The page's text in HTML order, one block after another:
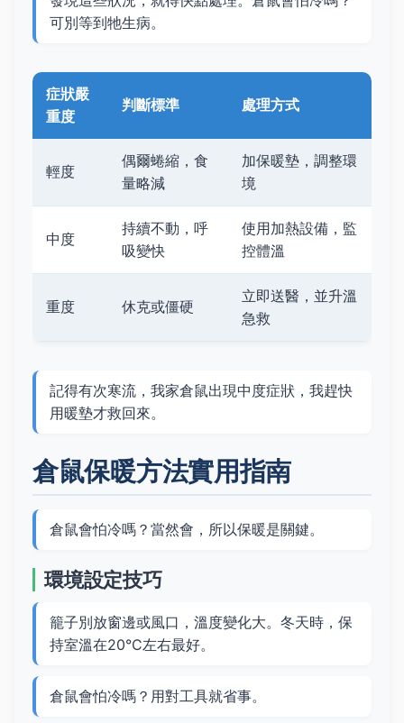
可別等到牠生病。
症狀嚴
重度
判斷標準 處理方式
輕度
偶爾蜷縮，食
量略減
加保暖墊，調整環
境
中度
持續不動，呼
吸變快
使用加熱設備，監
控體溫
重度 休克或僵硬
立即送醫，並升溫
急救
記得有次寒流，我家倉鼠出現中度症狀，我趕快
用暖墊才救回來。
倉鼠保暖方法實用指南
倉鼠會怕冷嗎？當然會，所以保暖是關鍵。
環境設定技巧
籠子別放窗邊或風口，溫度變化大。冬天時，保
持室溫在20°C左右最好。
倉鼠會怕冷嗎？用對工具就省事。